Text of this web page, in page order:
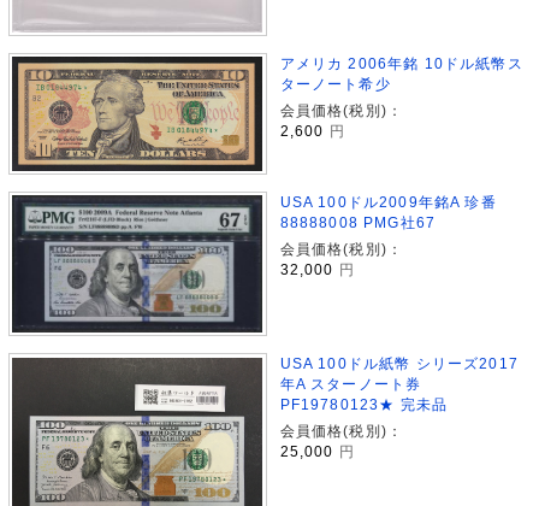
アメリカ 2006年銘 10ドル紙幣ス
ターノート希少
会員価格(税別)：
2,600 円
USA 100ドル2009年銘A 珍番
88888008 PMG社67
会員価格(税別)：
32,000 円
USA 100ドル紙幣 シリーズ2017
年A スターノート券
PF19780123★ 完未品
会員価格(税別)：
25,000
円